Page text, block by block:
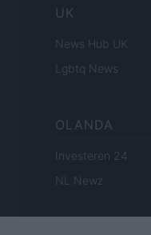
UK
News Hub UK
Lgbtq News
OLANDA
Investeren 24
NL Newz